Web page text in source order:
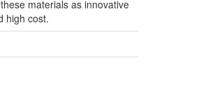
materials as innovative
high cost.